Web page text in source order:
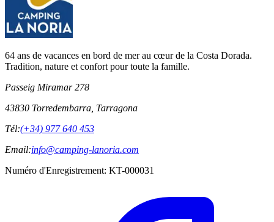
64 ans de vacances en bord de mer au cœur de la Costa Dorada.
Tradition, nature et confort pour toute la famille.
Passeig Miramar 278
43830 Torredembarra, Tarragona
Tél:(+34) 977 640 453
Email:info@camping-lanoria.com
Numéro d'Enregistrement: KT-000031